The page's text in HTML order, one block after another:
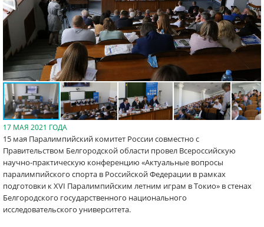
17 МАЯ 2021 ГОДА
15 мая Паралимпийский комитет России совместно с
Правительством Белгородской области провел Всероссийскую
научно-практическую конференцию «Актуальные вопросы
паралимпийского спорта в Российской Федерации в рамках
подготовки к XVI Паралимпийским летним играм в Токио» в стенах
Белгородского государственного национального
исследовательского университета.